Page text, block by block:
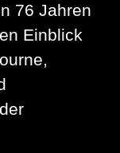
76 Jahren
Einblick